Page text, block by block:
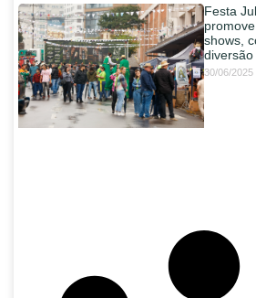
Festa
shows,
30/06/2025